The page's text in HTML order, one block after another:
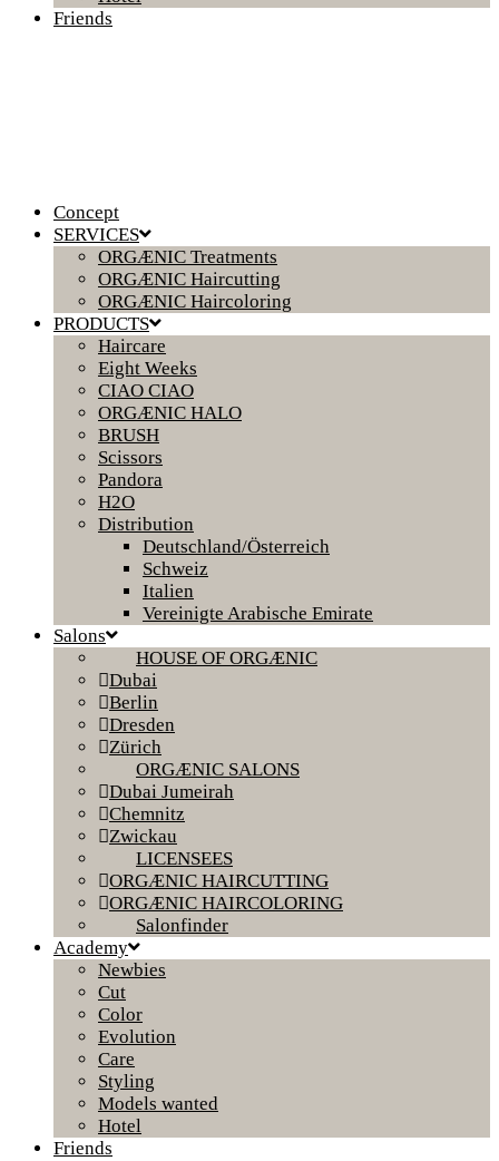
Friends
Concept
SERVICES
ORGÆNIC Treatments
ORGÆNIC Haircutting
ORGÆNIC Haircoloring
PRODUCTS
Haircare
Eight Weeks
CIAO CIAO
ORGÆNIC HALO
BRUSH
Scissors
Pandora
H2O
Distribution
Deutschland/Österreich
Schweiz
Italien
Vereinigte Arabische Emirate
Salons
HOUSE OF ORGÆNIC
Dubai
Berlin
Dresden
Zürich
ORGÆNIC SALONS
Dubai Jumeirah
Chemnitz
Zwickau
LICENSEES
ORGÆNIC HAIRCUTTING
ORGÆNIC HAIRCOLORING
Salonfinder
Academy
Newbies
Cut
Color
Evolution
Care
Styling
Models wanted
Hotel
Friends